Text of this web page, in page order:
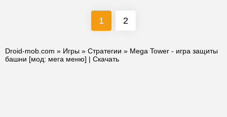
1 2
Droid-mob.com » Игры » Стратегии » Mega Tower - игра защиты
башни [мод: мега меню] | Скачать